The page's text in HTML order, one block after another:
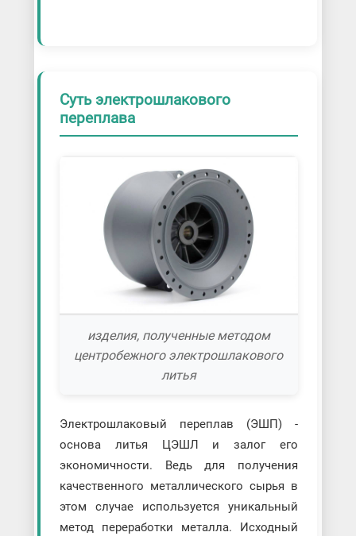
Суть электрошлакового
переплава
изделия, полученные методом
центробежного электрошлакового
литья
Электрошлаковый переплав (ЭШП) -
основа литья ЦЭШЛ и залог его
экономичности. Ведь для получения
качественного металлического сырья в
этом случае используется уникальный
метод переработки металла. Исходный